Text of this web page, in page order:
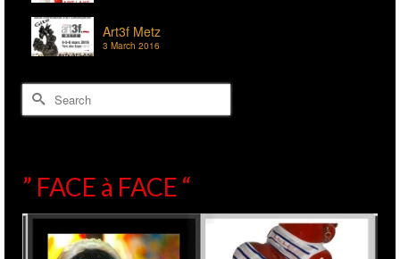
Art3f Metz
3 March 2016
Search
for:
” FACE à FACE “